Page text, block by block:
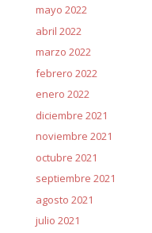
mayo 2022
abril 2022
marzo 2022
febrero 2022
enero 2022
diciembre 2021
noviembre 2021
octubre 2021
septiembre 2021
agosto 2021
julio 2021